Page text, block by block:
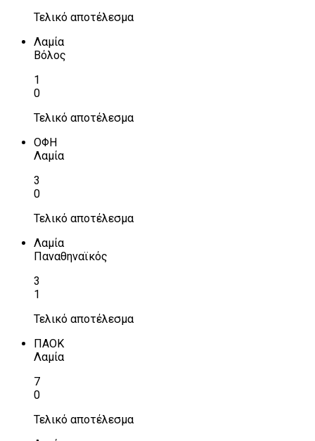
Τελικό αποτέλεσμα
Λαμία
Βόλος
1
0
Τελικό αποτέλεσμα
ΟΦΗ
Λαμία
3
0
Τελικό αποτέλεσμα
Λαμία
Παναθηναϊκός
3
1
Τελικό αποτέλεσμα
ΠΑΟΚ
Λαμία
7
0
Τελικό αποτέλεσμα